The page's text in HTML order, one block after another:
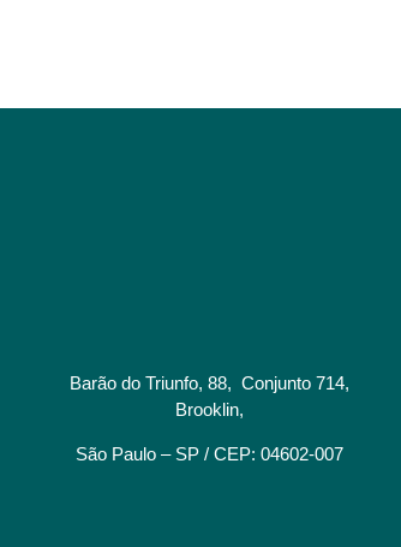
Barão do Triunfo, 88, Conjunto 714,
Brooklin,
São Paulo – SP / CEP: 04602-007